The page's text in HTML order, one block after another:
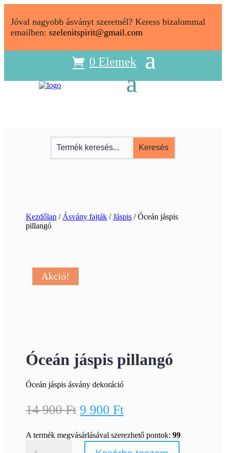
Jóval nagyobb ásványt szeretnél? Keress bizalommal
emailben: szelenitspirit@gmail.com
0 Elemek
Kezdőlap / Ásvány fajták /Jáspis / Óceán jáspis
pillangó
Akció!
Óceán jáspis pillangó
Óceán jáspis ásvány dekoráció
14 900Ft Original
was:
9 900FtCurrent
is:
A termék megvásárlásával szerezhető pontok:99